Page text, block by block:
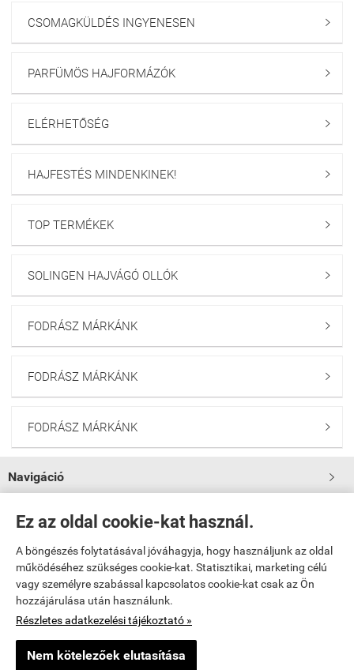
Ez az oldal cookie-kat használ.
A böngészés folytatásával jóváhagyja, hogy használjunk az oldal
működéséhez szükséges cookie-kat. Statisztikai, marketing célú
vagy személyre szabással kapcsolatos cookie-kat csak az Ön
hozzájárulása után használunk.
Részletes adatkezelési tájékoztató »
Nem kötelezőek elutasítása
CSOMAGKÜLDÉS INGYENESEN 
PARFÜMÖS HAJFORMÁZÓK 
ELÉRHETŐSÉG 
HAJFESTÉS MINDENKINEK! 
TOP TERMÉKEK 
SOLINGEN HAJVÁGÓ OLLÓK 
FODRÁSZ MÁRKÁNK 
FODRÁSZ MÁRKÁNK 
FODRÁSZ MÁRKÁNK 
Navigáció 
Saját fiók
Bemutatkozás
Elérhetőségek
www.fodraszkellekekbolt.hu -Sikeres Fodrászkellék Kft